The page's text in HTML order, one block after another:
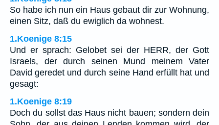
So habe ich nun ein Haus gebaut dir zur Wohnung,
einen Sitz, daß du ewiglich da wohnest.
1.Koenige 8:15
Und er sprach: Gelobet sei der HERR, der Gott
Israels, der durch seinen Mund meinem Vater
David geredet und durch seine Hand erfüllt hat und
gesagt:
1.Koenige 8:19
Doch du sollst das Haus nicht bauen; sondern dein